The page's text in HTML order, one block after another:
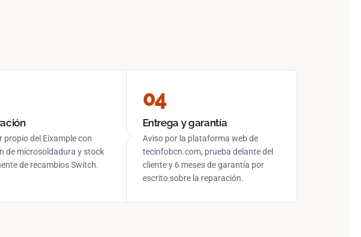
propio del Eixample con
de microsoldadura y stock
de recambios Switch.
Entrega y garantía
Aviso por la plataforma web de
tecinfobcn.com, prueba delante del
cliente y 6 meses de garantía por
escrito sobre la reparación.